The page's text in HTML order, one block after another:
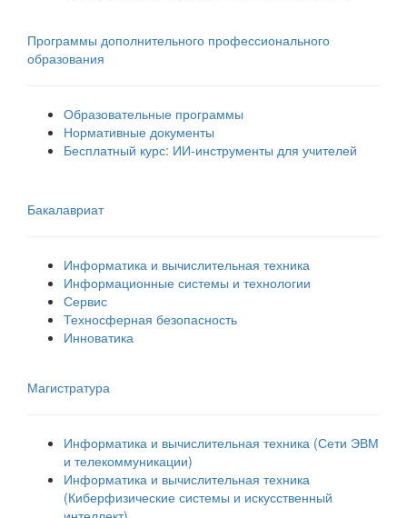
Программы дополнительного профессионального
образования
Образовательные программы
Нормативные документы
Бесплатный курс: ИИ‑инструменты для учителей
Бакалавриат
Информатика и вычислительная техника
Информационные системы и технологии
Сервис
Техносферная безопасность
Инноватика
Магистратура
Информатика и вычислительная техника (Сети ЭВМ
и телекоммуникации)
Информатика и вычислительная техника
(Киберфизические системы и искусственный